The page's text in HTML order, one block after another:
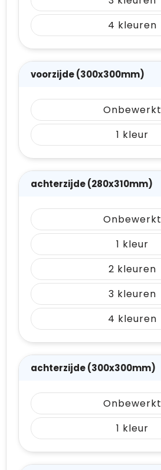
4
voorzijde (300x300mm)
Onbewerkt
1
achterzijde (280x310mm)
Onbewerkt
1
2
3
4
achterzijde (300x300mm)
Onbewerkt
1